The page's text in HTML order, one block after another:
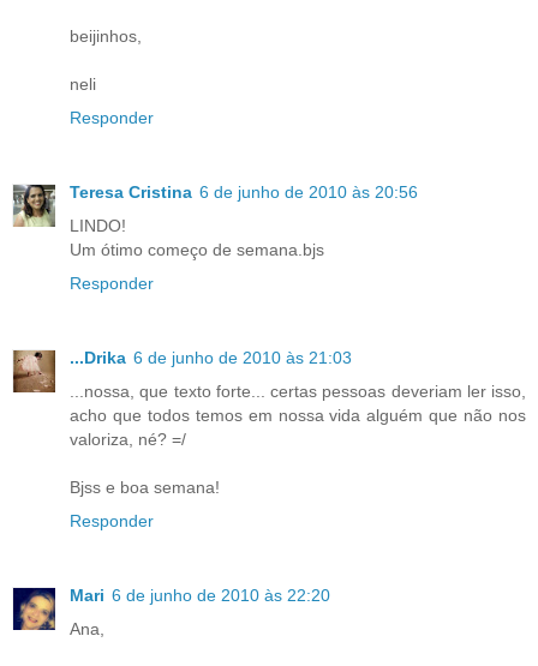
beijinhos,
neli
Responder
Teresa Cristina 6 de junho de 2010 às 20:56
LINDO!
Um ótimo começo de semana.bjs
Responder
...Drika 6 de junho de 2010 às 21:03
...nossa, que texto forte... certas pessoas deveriam ler isso,
acho que todos temos em nossa vida alguém que não nos
valoriza, né? =/
Bjss e boa semana!
Responder
Mari 6 de junho de 2010 às 22:20
Ana,